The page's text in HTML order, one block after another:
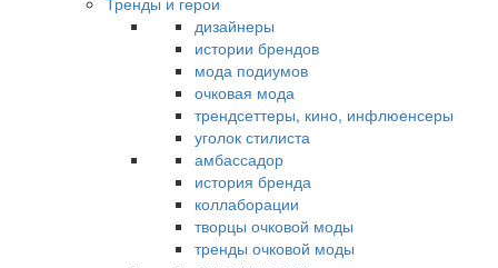
дизайнеры
истории брендов
мода подиумов
очковая мода
трендсеттеры, кино, инфлюенсеры
уголок стилиста
амбассадор
история бренда
коллаборации
творцы очковой моды
тренды очковой моды